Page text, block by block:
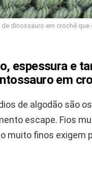
de dinossauro em crochê
espessura e
em
de algodão são
escape. Fios
muito finos exigem